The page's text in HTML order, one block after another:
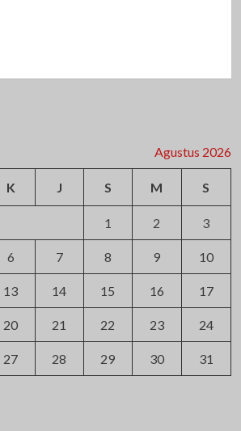
Agustus 2026
K J S M S
1 2 3
6 7 8 9 10
13 14 15 16 17
20 21 22 23 24
27 28 29 30 31